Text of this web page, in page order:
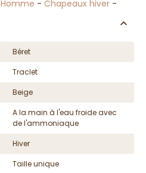
Homme - Chapeaux hiver-
Béret
Traclet
Beige
A la main à l'eau froide avec
de l'ammoniaque
Hiver
Taille unique